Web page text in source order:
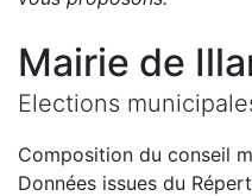
Mairie de
Elections
Composition du conseil
Données issues du